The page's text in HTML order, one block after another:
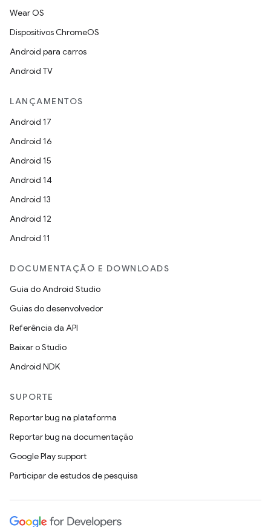
Wear OS
Dispositivos ChromeOS
Android para carros
Android TV
LANÇAMENTOS
Android 17
Android 16
Android 15
Android 14
Android 13
Android 12
Android 11
DOCUMENTAÇÃO E DOWNLOADS
Guia do Android Studio
Guias do desenvolvedor
Referência da API
Baixar o Studio
Android NDK
SUPORTE
Reportar bug na plataforma
Reportar bug na documentação
Google Play support
Participar de estudos de pesquisa